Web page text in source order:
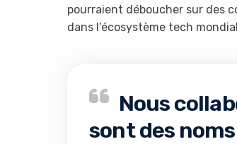
pourraient déboucher sur des
dans l’écosystème tech
Nous
sont des